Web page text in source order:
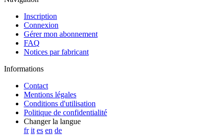
Inscription
Connexion
Gérer mon abonnement
FAQ
Notices par fabricant
Informations
Contact
Mentions légales
Conditions d'utilisation
Politique de confidentialité
Changer la langue
fr it es en de